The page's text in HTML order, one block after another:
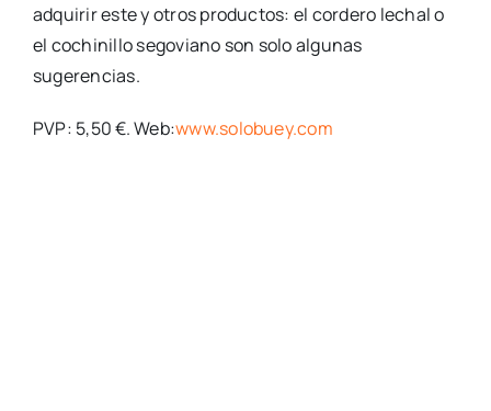
adquirir este y otros productos: el cordero lechal o
el cochinillo segoviano son solo algunas
sugerencias.
PVP: 5,50 €. Web:www.solobuey.com